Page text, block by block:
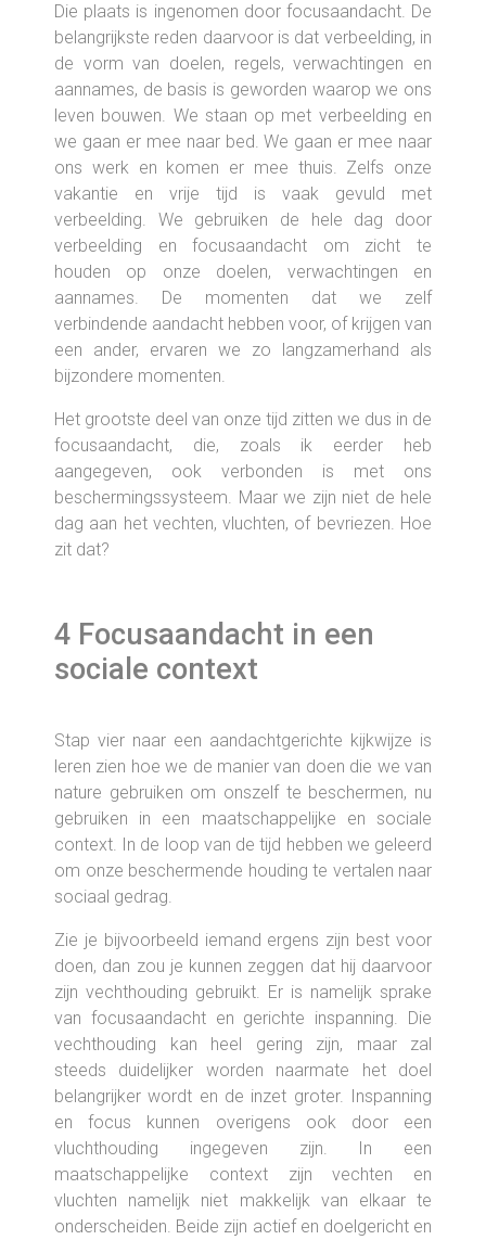
Die plaats is ingenomen door focusaandacht. De
belangrijkste reden daarvoor is dat verbeelding, in
de vorm van doelen, regels, verwachtingen en
aannames, de basis is geworden waarop we ons
leven bouwen. We staan op met verbeelding en
we gaan er mee naar bed. We gaan er mee naar
ons werk en komen er mee thuis. Zelfs onze
vakantie en vrije tijd is vaak gevuld met
verbeelding. We gebruiken de hele dag door
verbeelding en focusaandacht om zicht te
houden op onze doelen, verwachtingen en
aannames. De momenten dat we zelf
verbindende aandacht hebben voor, of krijgen van
een ander, ervaren we zo langzamerhand als
bijzondere momenten.
Het grootste deel van onze tijd zitten we dus in de
focusaandacht, die, zoals ik eerder heb
aangegeven, ook verbonden is met ons
beschermingssysteem. Maar we zijn niet de hele
dag aan het vechten, vluchten, of bevriezen. Hoe
zit dat?
4 Focusaandacht in een
sociale context
Stap vier naar een aandachtgerichte kijkwijze is
leren zien hoe we de manier van doen die we van
nature gebruiken om onszelf te beschermen, nu
gebruiken in een maatschappelijke en sociale
context. In de loop van de tijd hebben we geleerd
om onze beschermende houding te vertalen naar
sociaal gedrag.
Zie je bijvoorbeeld iemand ergens zijn best voor
doen, dan zou je kunnen zeggen dat hij daarvoor
zijn vechthouding gebruikt. Er is namelijk sprake
van focusaandacht en gerichte inspanning. Die
vechthouding kan heel gering zijn, maar zal
steeds duidelijker worden naarmate het doel
belangrijker wordt en de inzet groter. Inspanning
en focus kunnen overigens ook door een
vluchthouding ingegeven zijn. In een
maatschappelijke context zijn vechten en
vluchten namelijk niet makkelijk van elkaar te
onderscheiden. Beide zijn actief en doelgericht en